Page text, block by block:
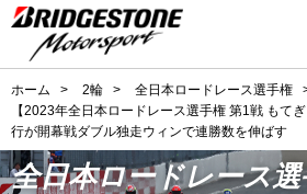
ホーム > 2輪 > 全日本ロードレース選手権
【2023年全日本ロードレース選手権 第1戦 もて
行が開幕戦ダブル独走ウィンで連勝数を伸ばす
全日本ロードレース選